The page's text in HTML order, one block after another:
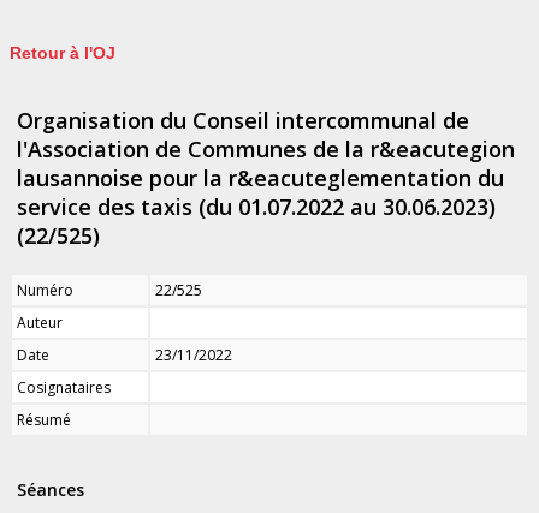
Retour à l'OJ
Organisation du Conseil intercommunal de
l'Association de Communes de la r&eacutegion
lausannoise pour la r&eacuteglementation du
service des taxis (du 01.07.2022 au 30.06.2023)
(22/525)
Numéro
22/525
Auteur
Date
23/11/2022
Cosignataires
Résumé
Séances